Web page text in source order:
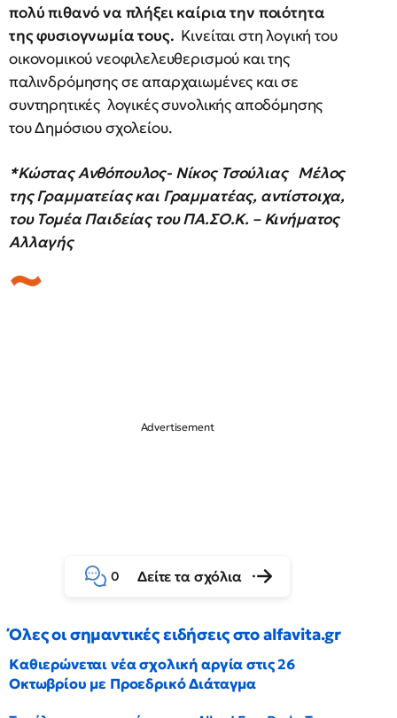
πολύ πιθανό να πλήξει καίρια την ποιότητα
της φυσιογνωμία τους. Κινείται στη λογική του
οικονομικού νεοφιλελευθερισμού και της
παλινδρόμησης σε απαρχαιωμένες και σε
συντηρητικές λογικές συνολικής αποδόμησης
του Δημόσιου σχολείου.
*Κώστας Ανθόπουλος- Νίκος Τσούλιας Μέλος
της Γραμματείας και Γραμματέας, αντίστοιχα,
του Τομέα Παιδείας του ΠΑ.ΣΟ.Κ. – Κινήματος
Αλλαγής
0 Δείτε τα σχόλια
Όλες οι σημαντικές ειδήσεις στο alfavita.gr
Καθιερώνεται νέα σχολική αργία στις 26
Οκτωβρίου με Προεδρικό Διάταγμα